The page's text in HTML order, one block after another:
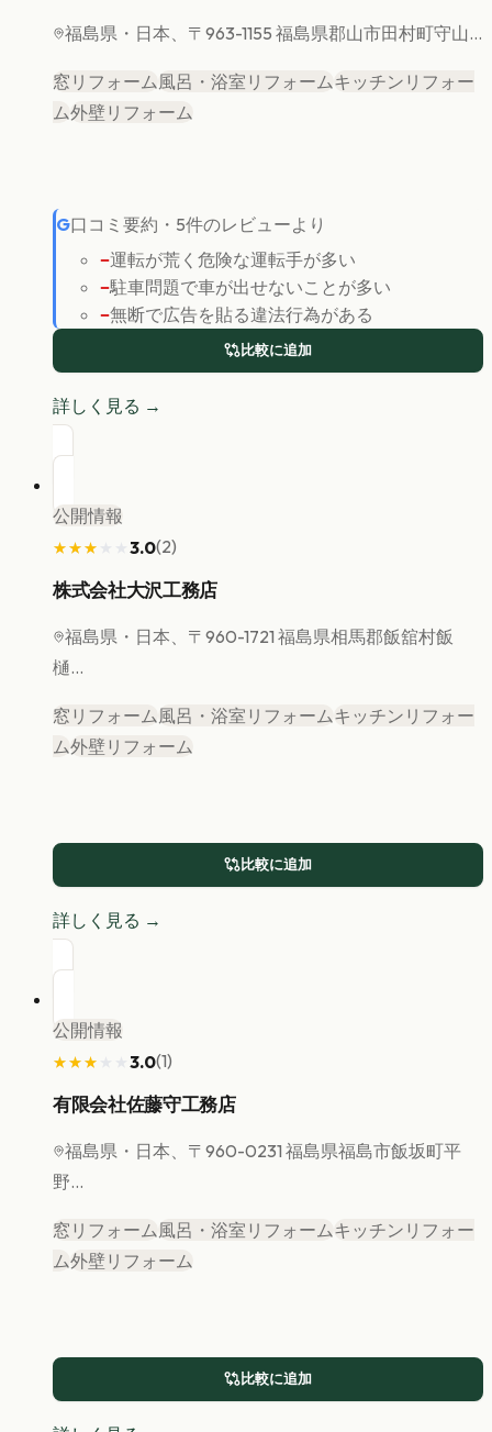
福島県 ・日本、〒963-1155 福島県郡山市田村町守山...
窓リフォーム風呂・浴室リフォームキッチンリフォー
ム外壁リフォーム
G口コミ要約 ・ 5件のレビューより
−運転が荒く危険な運転手が多い
−駐車問題で車が出せないことが多い
−無断で広告を貼る違法行為がある
比較に追加
詳しく見る →
公開情報
★★★★★
★★★★★ 3.0(2)
株式会社大沢工務店
福島県 ・日本、〒960-1721 福島県相馬郡飯舘村飯
樋...
窓リフォーム風呂・浴室リフォームキッチンリフォー
ム外壁リフォーム
比較に追加
詳しく見る →
公開情報
★★★★★
★★★★★ 3.0(1)
有限会社佐藤守工務店
福島県 ・日本、〒960-0231 福島県福島市飯坂町平
野...
窓リフォーム風呂・浴室リフォームキッチンリフォー
ム外壁リフォーム
比較に追加